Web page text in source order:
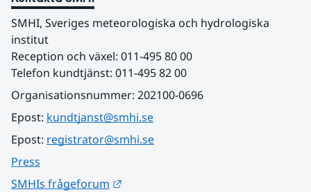
SMHI, Sveriges meteorologiska och hydrologiska
institut
Reception och växel: 011-495 80 00
Telefon kundtjänst: 011-495 82 00
Organisationsnummer: 202100-0696
Epost: kundtjanst@smhi.se
Epost: registrator@smhi.se
Press
SMHIs frågeforum